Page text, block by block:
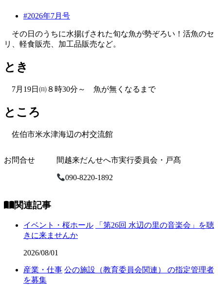
#2026年7月号
その日のうちに水揚げされた旬な魚が勢ぞろい！活魚のセ
リ、軽食販売、加工品販売など。
とき
7月19日㈰８時30分～ 魚が無くなるまで
ところ
佐伯市米水津海辺の村交流館
お問合せ 間越来だんせへ市実行委員会・戸髙
090-8220-1892
関連記事
イベント・桜ホール
「第26回 水辺の里の音楽会」を聴
きに来ませんか
2026/08/01
産業・仕事 公の施設（教育委員会関連） の指定管理者
を募集